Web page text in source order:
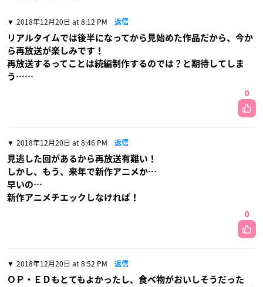
2018年12月20日 at 8:12 PM 返信
リアルタイムでは後半になってから見始めた作品だから、今か
ら再放送が楽しみです！
再放送するってことは続編制作するのでは？と期待してしま
う……
0
2018年12月20日 at 8:46 PM 返信
見逃した回があるから再放送有難い！
しかし、もう、来年で新作アニメか…
早いの…
新作アニメチエックしなければ！
0
2018年12月20日 at 8:52 PM 返信
ＯＰ・ＥＤもとてもよかったし、食べ物がおいしそうだった